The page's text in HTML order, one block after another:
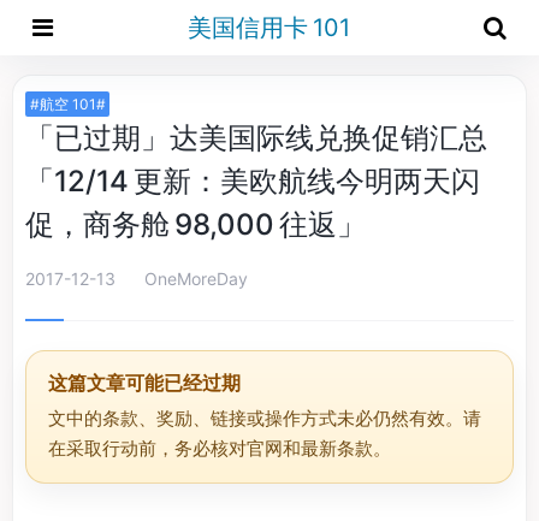
美国信用卡 101
#航空 101#
「已过期」达美国际线兑换促销汇总
「12/14 更新：美欧航线今明两天闪
促，商务舱 98,000 往返」
2017-12-13 OneMoreDay
这篇文章可能已经过期
文中的条款、奖励、链接或操作方式未必仍然有效。请
在采取行动前，务必核对官网和最新条款。